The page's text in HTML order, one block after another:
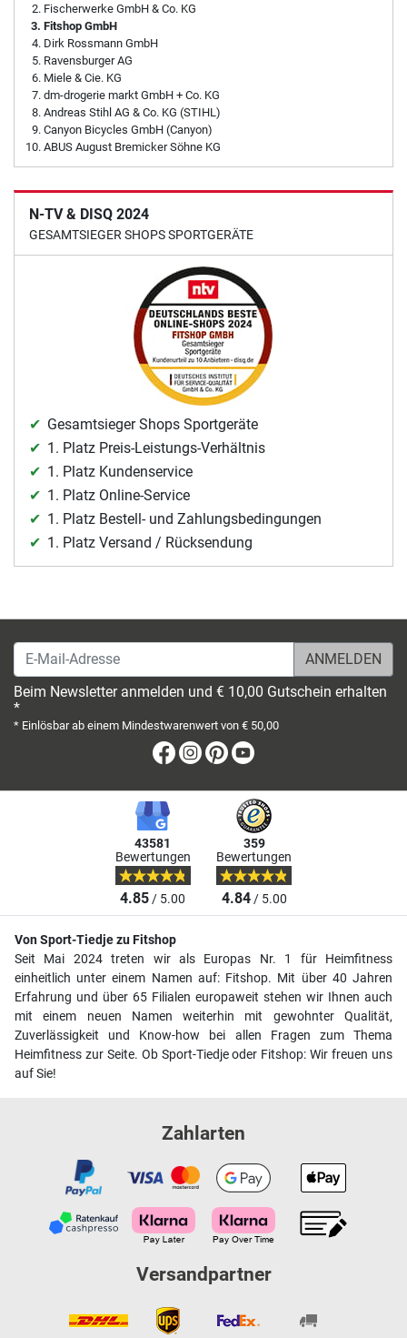
Fischerwerke GmbH & Co. KG
Fitshop GmbH
Dirk Rossmann GmbH
Ravensburger AG
Miele & Cie. KG
dm-drogerie markt GmbH + Co. KG
Andreas Stihl AG & Co. KG (STIHL)
Canyon Bicycles GmbH (Canyon)
ABUS August Bremicker Söhne KG
N-TV & DISQ 2024
GESAMTSIEGER SHOPS SPORTGERÄTE
Gesamtsieger Shops Sportgeräte
1. Platz Preis-Leistungs-Verhältnis
1. Platz Kundenservice
1. Platz Online-Service
1. Platz Bestell- und Zahlungsbedingungen
1. Platz Versand / Rücksendung
E-Mail-Adresse
Beim Newsletter anmelden und € 10,00 Gutschein erhalten
*
* Einlösbar ab einem Mindestwarenwert von € 50,00
Facebook
Instagram
Pinterest
43581
Bewertungen
4.85/ 5.00
359
Bewertungen
4.84/ 5.00
Von Sport-Tiedje zu Fitshop
Seit Mai 2024 treten wir als Europas Nr. 1 für Heimfitness
einheitlich unter einem Namen auf: Fitshop. Mit über 40 Jahren
Erfahrung und über 65 Filialen europaweit stehen wir Ihnen auch
mit einem neuen Namen weiterhin mit gewohnter Qualität,
Zuverlässigkeit und Know-how bei allen Fragen zum Thema
Heimfitness zur Seite. Ob Sport-Tiedje oder Fitshop: Wir freuen uns
auf Sie!
Zahlarten
Versandpartner